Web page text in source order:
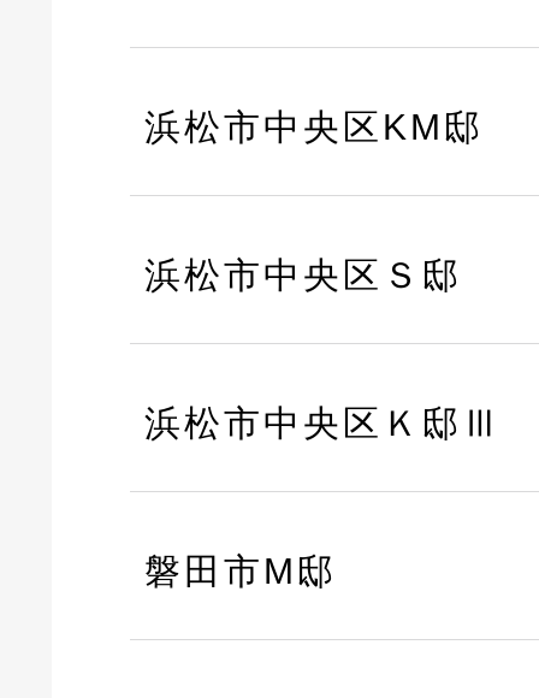
浜松市中央区KM邸
浜松市中央区Ｓ邸
浜松市中央区Ｋ邸Ⅲ
磐田市M邸